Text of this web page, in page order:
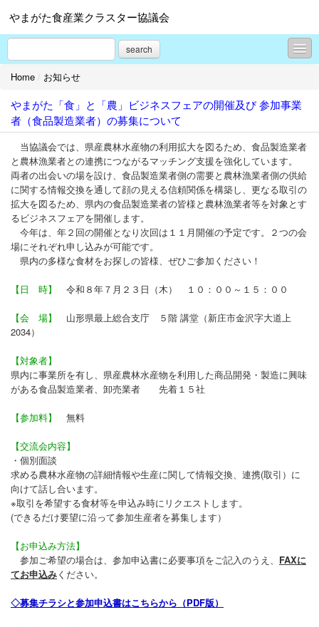
やまがた食産業クラスター協議会
search
お知らせ
コンテスト（山形のうまいもの「ファインフードコンテスト」）
コンテスト（やまがた土産菓子コンテスト）
コンテスト（やまがたふるさと食品コンクール）
コンテスト（米粉コンテスト）
展示会・商談会
セミナー・イベント
山形産 新グルメ発見！プロジェクト
プロフィール
お問合せ
Home / お知らせ
やまがた「食」と「農」ビジネスフェアの開催及び 参加事業
者（食品製造業者）の募集について
当協議会では、県産農林水産物の利用拡大を図るため、食品製造業者
と農林漁業者との連携につながるマッチング支援を強化しています。
両者の出会いの場を設け、食品製造業者側の需要と農林漁業者側の供給
に関する情報交換を通して顔の見える信頼関係を構築し、更なる取引の
拡大を図るため、県内の食品製造業者の皆様と農林漁業者等を対象とす
るビジネスフェアを開催します。
今年は、年２回の開催となり次回は１１月開催の予定です。２つの会
場にそれぞれ申し込みが可能です。
県内の多様な食材をお探しの皆様、ぜひご参加ください！
【日 時】 令和８年７月２３日（木） １０：００～１５：００
【会 場】
山形県最上総合支庁 ５階 講堂（新庄市金沢字大道上
2034）
【対象者】
県内に事業所を有し、県産農林水産物を利用した商品開発・製造に興味
がある食品製造業者、卸売業者 先着１５社
【参加料】 無料
【交流会内容】
・個別面談
求める農林水産物の詳細情報や生産に関して情報交換、連携(取引）に
向けて話し合います。
※取引を希望する食材等を申込み時にリクエストします。
(できるだけ要望に沿って参加生産者を募集します）
【お申込み方法】
参加ご希望の場合は、参加申込書に必要事項をご記入のうえ、 FAXに
てお申込みください。
◇募集チラシと参加申込書はこちらから（PDF版）